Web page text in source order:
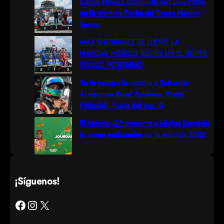
en la séptima Fecha de Trucks México
Series
MAX GUTIÉRREZ SE LLEVÓ LA
NASCAR MÉXICO SERIES EN EL SÚPER
ÓVALO POTOSINO
Se le escapa la victoria a Sebastián
Álvarez en Road América; Pietro
Fittipaldi, fuera del top-10
El México GP presenta a Michel Jourdain
Jr. como embajador de la edición 2026
¡Síguenos!
Facebook Instagram X